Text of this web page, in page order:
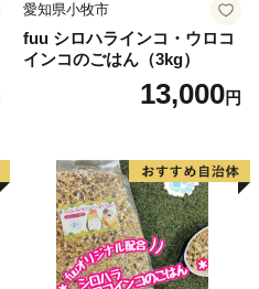
愛知県小牧市
fuu シロハラインコ・ウロコ
インコのごはん（3kg）
13,000円